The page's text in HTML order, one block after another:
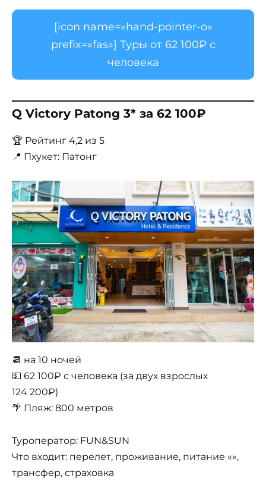
[icon name=»hand-pointer-o»
prefix=»fas»] Туры от 62 100₽ с
человека
Q Victory Patong 3* за 62 100₽
🏆 Рейтинг 4,2 из 5
📍 Пхукет: Патонг
📆 на 10 ночей
💵 62 100₽ с человека (за двух взрослых
124 200₽)
🌴 Пляж: 800 метров
Туроператор: FUN&SUN
Что входит: перелет, проживание, питание «»,
трансфер, страховка